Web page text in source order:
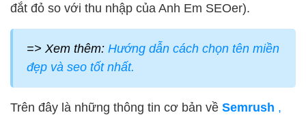
đắt đỏ so với thu nhập của Anh Em SEOer).
=> Xem thêm: Hướng dẫn cách chọn tên miền
đẹp và seo tốt nhất.
Trên đây là những thông tin cơ bản về Semrush ,